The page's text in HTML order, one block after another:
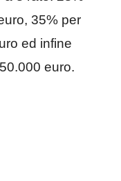
35% per
ed infine
euro.